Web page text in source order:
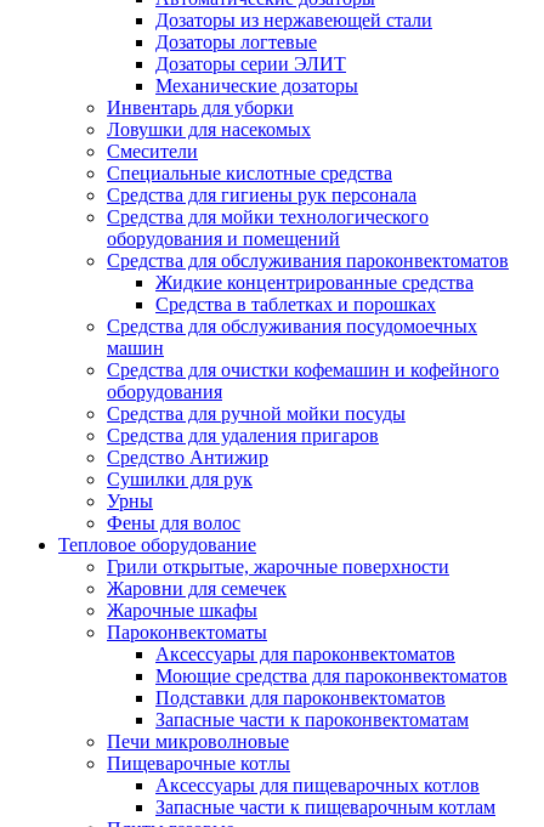
Дозаторы из нержавеющей стали
Дозаторы логтевые
Дозаторы серии ЭЛИТ
Механические дозаторы
Инвентарь для уборки
Ловушки для насекомых
Смесители
Специальные кислотные средства
Средства для гигиены рук персонала
Средства для мойки технологического
оборудования и помещений
Средства для обслуживания пароконвектоматов
Жидкие концентрированные средства
Средства в таблетках и порошках
Средства для обслуживания посудомоечных
машин
Средства для очистки кофемашин и кофейного
оборудования
Средства для ручной мойки посуды
Средства для удаления пригаров
Средство Антижир
Сушилки для рук
Урны
Фены для волос
Тепловое оборудование
Грили открытые, жарочные поверхности
Жаровни для семечек
Жарочные шкафы
Пароконвектоматы
Аксессуары для пароконвектоматов
Моющие средства для пароконвектоматов
Подставки для пароконвектоматов
Запасные части к пароконвектоматам
Печи микроволновые
Пищеварочные котлы
Аксессуары для пищеварочных котлов
Запасные части к пищеварочным котлам